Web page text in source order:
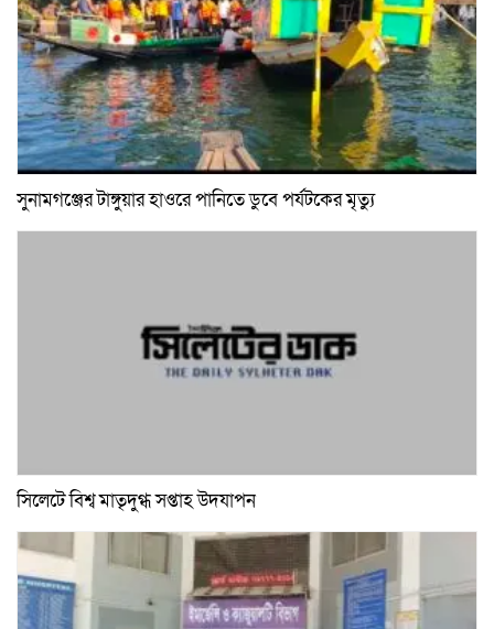
সুনামগঞ্জের টাঙ্গুয়ার হাওরে পানিতে ডুবে পর্যটকের মৃত্যু
সিলেটে বিশ্ব মাতৃদুগ্ধ সপ্তাহ উদযাপন